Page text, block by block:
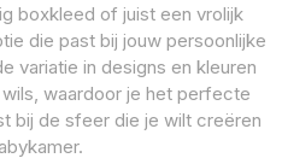
boxkleed of juist een vrolijk
die past bij jouw persoonlijke
variatie in designs en kleuren
waardoor je het perfecte
bij de sfeer die je wilt creëren